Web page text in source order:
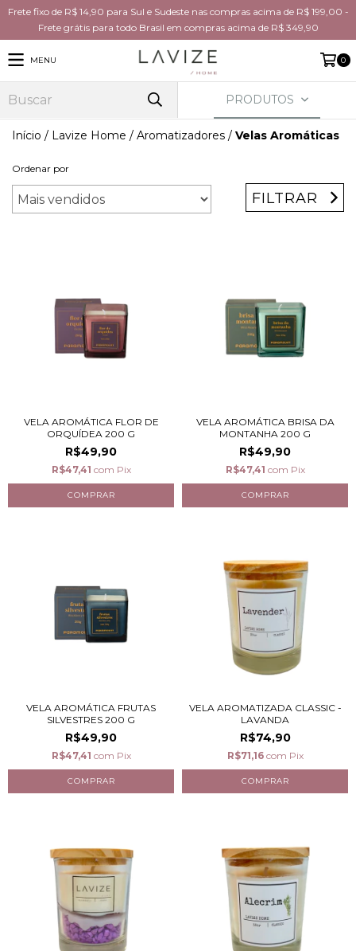
Frete fixo de R$ 14,90 para Sul e Sudeste nas compras acima de R$ 199,00 -
Frete grátis para todo Brasil em compras acima de R$ 349,90
MENU 0
PRODUTOS
Início / Lavize Home / Aromatizadores / Velas Aromáticas
Ordenar por
FILTRAR
VELA AROMÁTICA FLOR DE
ORQUÍDEA 200 G
R$49,90
R$47,41 com Pix
VELA AROMÁTICA BRISA DA
MONTANHA 200 G
R$49,90
R$47,41 com Pix
VELA AROMÁTICA FRUTAS
SILVESTRES 200 G
R$49,90
R$47,41 com Pix
VELA AROMATIZADA CLASSIC -
LAVANDA
R$74,90
R$71,16 com Pix